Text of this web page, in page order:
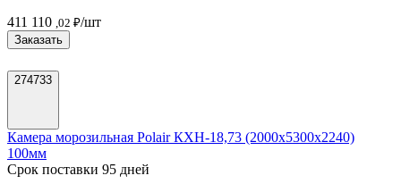
411 110 ,02 ₽/шт
Заказать
274733
Камера морозильная Polair КХН-18,73 (2000х5300х2240)
100мм
Срок поставки 95 дней